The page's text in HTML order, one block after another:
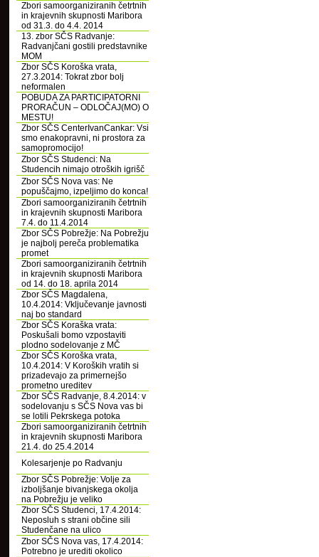
Zbori samoorganiziranih četrtnih
in krajevnih skupnosti Maribora
od 31.3. do 4.4. 2014
13. zbor SČS Radvanje:
Radvanjčani gostili predstavnike
MOM
Zbor SČS Koroška vrata,
27.3.2014: Tokrat zbor bolj
neformalen
POBUDA ZA PARTICIPATORNI
PRORAČUN – ODLOČAJ(MO) O
MESTU!
Zbor SČS CenterIvanCankar: Vsi
smo enakopravni, ni prostora za
samopromocijo!
Zbor SČS Studenci: Na
Studencih nimajo otroških igrišč
Zbor SČS Nova vas: Ne
popuščajmo, izpeljimo do konca!
Zbori samoorganiziranih četrtnih
in krajevnih skupnosti Maribora
7.4. do 11.4.2014
Zbor SČS Pobrežje: Na Pobrežju
je najbolj pereča problematika
promet
Zbori samoorganiziranih četrtnih
in krajevnih skupnosti Maribora
od 14. do 18. aprila 2014
Zbor SČS Magdalena,
10.4.2014: Vključevanje javnosti
naj bo standard
Zbor SČS Koraška vrata:
Poskušali bomo vzpostaviti
plodno sodelovanje z MČ
Zbor SČS Koroška vrata,
10.4.2014: V Koroških vratih si
prizadevajo za primernejšo
prometno ureditev
Zbor SČS Radvanje, 8.4.2014: v
sodelovanju s SČS Nova vas bi
se lotili Pekrskega potoka
Zbori samoorganiziranih četrtnih
in krajevnih skupnosti Maribora
21.4. do 25.4.2014
Kolesarjenje po Radvanju
Zbor SČS Pobrežje: Volje za
izboljšanje bivanjskega okolja
na Pobrežju je veliko
Zbor SČS Studenci, 17.4.2014:
Neposluh s strani občine sili
Studenčane na ulico
Zbor SČS Nova vas, 17.4.2014:
Potrebno je urediti okolico